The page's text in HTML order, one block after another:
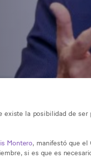
existe la posibilidad de
Montero, manifestó que el
si es que es